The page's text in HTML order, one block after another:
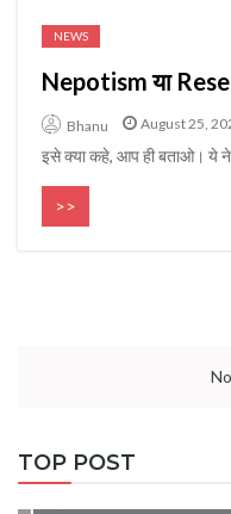
NEWS
Nepotism या
Bhanu August 25,
इसे क्या कहे, आप ही बताओ। ये
>>
TOP POST